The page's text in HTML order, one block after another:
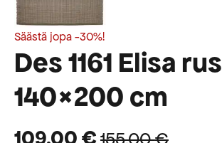
Säästä jopa -30%!
Des 1161 Elisa
140×200 cm